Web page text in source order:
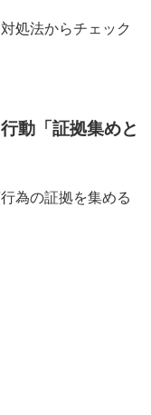
処法からチェック
動「証拠集めと
為の証拠を集める